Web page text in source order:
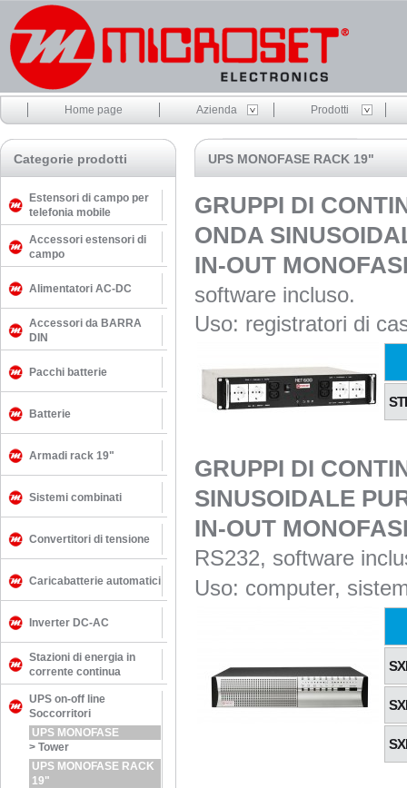
Home page Azienda Prodotti
UPS MONOFASE RACK 19"
GRUPPI DI
ONDA
IN-OUT
software incluso.
Uso: registratori di
GRUPPI DI
SINUSOIDALE
IN-OUT
RS232, software
Uso: computer,
Categorie prodotti
Estensori di campo per
telefonia mobile
Accessori estensori di
campo
Alimentatori AC-DC
Accessori da BARRA
DIN
Pacchi batterie
Batterie
Armadi rack 19"
Sistemi combinati
Convertitori di tensione
Caricabatterie automatici
Inverter DC-AC
Stazioni di energia in
corrente continua
UPS on-off line
Soccorritori
UPS MONOFASE
> Tower
UPS MONOFASE RACK
19"